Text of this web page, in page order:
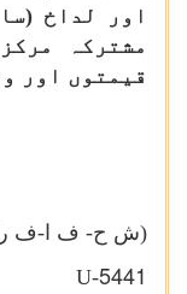
اور لداخ
مشترکہ
قیمتوں اور
(ش ح- ف ا-ف
U-5441